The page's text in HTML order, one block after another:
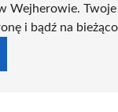
Wejherowie. Twoje
i bądź na